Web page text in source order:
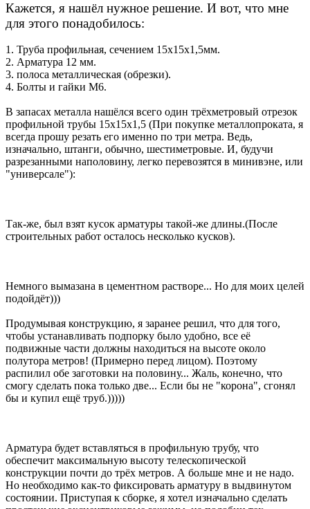
Кажется, я нашёл нужное решение. И вот, что мне
для этого понадобилось:
1. Труба профильная, сечением 15х15х1,5мм.
2. Арматура 12 мм.
3. полоса металлическая (обрезки).
4. Болты и гайки М6.
В запасах металла нашёлся всего один трёхметровый отрезок
профильной трубы 15х15х1,5 (При покупке металлопроката, я
всегда прошу резать его именно по три метра. Ведь,
изначально, штанги, обычно, шестиметровые. И, будучи
разрезанными наполовину, легко перевозятся в минивэне, или
"универсале"):
Так-же, был взят кусок арматуры такой-же длины.(После
строительных работ осталось несколько кусков).
Немного вымазана в цементном растворе... Но для моих целей
подойдёт)))
Продумывая конструкцию, я заранее решил, что для того,
чтобы устанавливать подпорку было удобно, все её
подвижные части должны находиться на высоте около
полутора метров! (Примерно перед лицом). Поэтому
распилил обе заготовки на половину... Жаль, конечно, что
смогу сделать пока только две... Если бы не "корона", сгонял
бы и купил ещё труб.)))))
Арматура будет вставляться в профильную трубу, что
обеспечит максимальную высоту телескопической
конструкции почти до трёх метров. А больше мне и не надо.
Но необходимо как-то фиксировать арматуру в выдвинутом
состоянии. Приступая к сборке, я хотел изначально сделать